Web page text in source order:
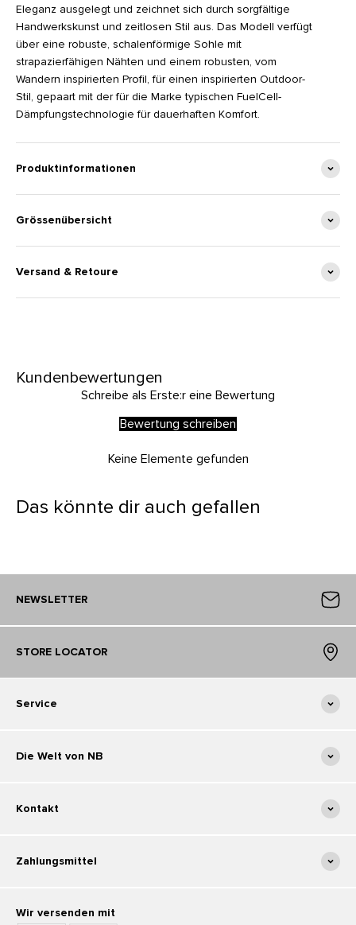
Eleganz ausgelegt und zeichnet sich durch sorgfältige
Handwerkskunst und zeitlosen Stil aus. Das Modell verfügt
über eine robuste, schalenförmige Sohle mit
strapazierfähigen Nähten und einem robusten, vom
Wandern inspirierten Profil, für einen inspirierten Outdoor-
Stil, gepaart mit der für die Marke typischen FuelCell-
Dämpfungstechnologie für dauerhaften Komfort.
Produktinformationen
Grössenübersicht
Versand & Retoure
Kundenbewertungen
Schreibe als Erste:r eine Bewertung
Bewertung schreiben
Keine Elemente gefunden
Das könnte dir auch gefallen
NEWSLETTER
STORE LOCATOR
Service
Die Welt von NB
Kontakt
Wir versenden mit
Zahlungsmittel